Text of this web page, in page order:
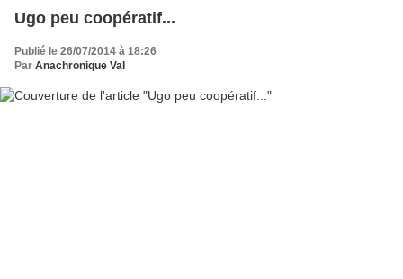
Ugo peu coopératif...
Publié le 26/07/2014 à 18:26
Par Anachronique Val